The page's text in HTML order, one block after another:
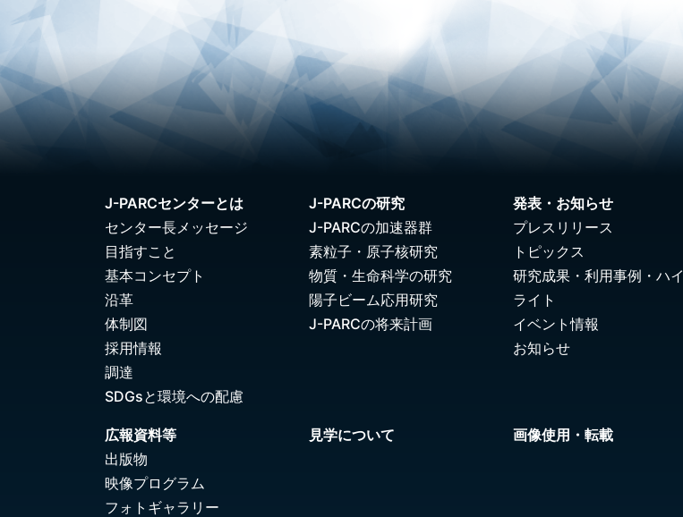
J-PARCセンターとは
センター長メッセージ
目指すこと
基本コンセプト
沿革
体制図
採用情報
調達
SDGsと環境への配慮
J-PARCの研究
J-PARCの加速器群
素粒子・原子核研究
物質・生命科学の研究
陽子ビーム応用研究
J-PARCの将来計画
発表・お知らせ
プレスリリース
トピックス
研究成果・利用事例・ハイ
ライト
イベント情報
お知らせ
広報資料等
出版物
映像プログラム
フォトギャラリー
見学について 画像使用・転載